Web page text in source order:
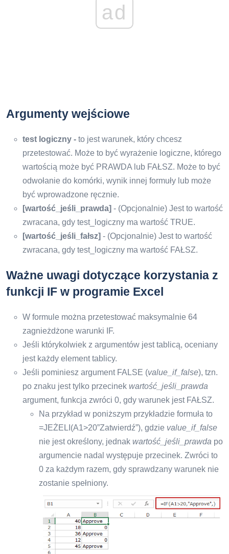
ad
Argumenty wejściowe
test logiczny - to jest warunek, który chcesz
przetestować. Może to być wyrażenie logiczne, którego
wartością może być PRAWDA lub FAŁSZ. Może to być
odwołanie do komórki, wynik innej formuły lub może
być wprowadzone ręcznie.
[wartość_jeśli_prawda] - (Opcjonalnie) Jest to wartość
zwracana, gdy test_logiczny ma wartość TRUE.
[wartość_jeśli_fałsz] - (Opcjonalnie) Jest to wartość
zwracana, gdy test_logiczny ma wartość FAŁSZ.
Ważne uwagi dotyczące korzystania z
funkcji IF w programie Excel
W formule można przetestować maksymalnie 64
zagnieżdżone warunki IF.
Jeśli którykolwiek z argumentów jest tablicą, oceniany
jest każdy element tablicy.
Jeśli pominiesz argument FALSE (value_if_false), tzn.
po znaku jest tylko przecinek wartość_jeśli_prawda
argument, funkcja zwróci 0, gdy warunek jest FAŁSZ.
Na przykład w poniższym przykładzie formuła to
=JEŻELI(A1>20”Zatwierdź”), gdzie value_if_false
nie jest określony, jednak wartość_jeśli_prawda po
argumencie nadal występuje przecinek. Zwróci to
0 za każdym razem, gdy sprawdzany warunek nie
zostanie spełniony.